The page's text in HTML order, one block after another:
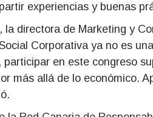
experiencias y buenas
la directora de Marketing y
Corporativa ya no es
participar en este congreso
más allá de lo económico.